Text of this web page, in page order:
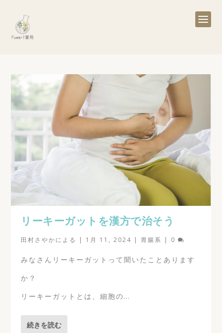
リーキーガットを漢方で治そう
田村さやかによる | 1月 11, 2024 | 胃腸系 | 0
みなさんリーキーガットって聞いたことあります
か？
リーキーガットとは、細胞の…
続きを読む